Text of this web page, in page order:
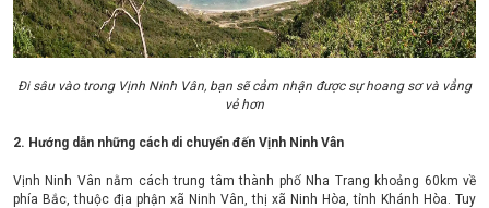
Đi sâu vào trong Vịnh Ninh Vân, bạn sẽ cảm nhận được sự hoang sơ và vẳng
vẻ hơn
2. Hướng dẫn những cách di chuyển đến Vịnh Ninh Vân
Vịnh Ninh Vân nằm cách trung tâm thành phố Nha Trang khoảng 60km về
phía Bắc, thuộc địa phận xã Ninh Vân, thị xã Ninh Hòa, tỉnh Khánh Hòa. Tuy